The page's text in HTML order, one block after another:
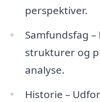
perspektiver.
Samfundsfag
strukturer og
analyse.
Historie –